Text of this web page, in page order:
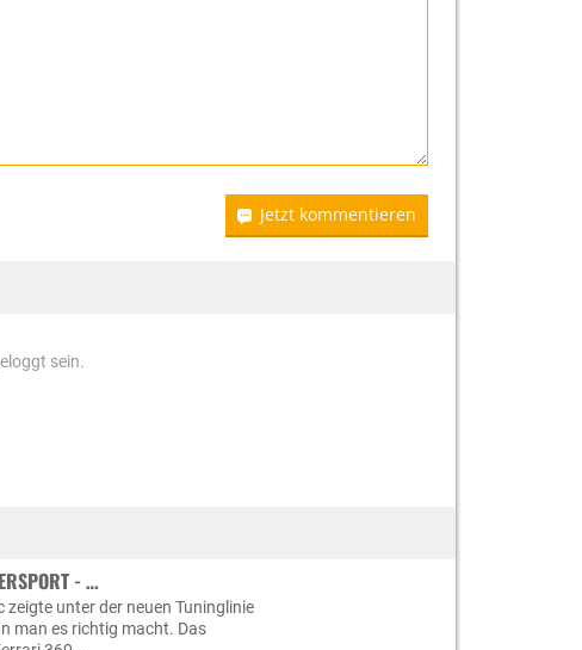
Jetzt kommentieren
sein.
- …
unter der neuen Tuninglinie
man es richtig macht. Das